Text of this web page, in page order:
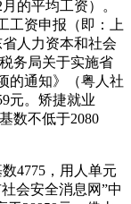
的平均工资）。
工资申报（即：上
人力资本和社会
务局关于实施省
的通知》（粤人社
元。矫捷就业
数不低于2080
4775，用人单元
会安全消息网”中